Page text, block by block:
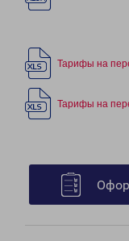
Тарифы на
Тарифы на